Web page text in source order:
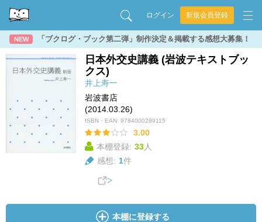
ログイン 新規会員登録
NEW 「ブクログ・ブック第二弾」制作決定＆掲載する感想大募集！
日本外交史講義 (岩波テキストブッ
クス)
井上寿一
岩波書店
(2014.03.26)
ISBN・EAN: 9784000289115
3.00
本棚登録: 33人
感想: 1件
本棚に登録する